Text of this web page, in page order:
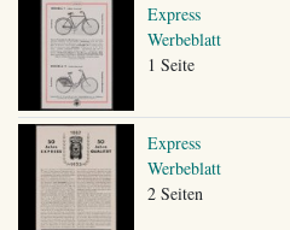
Express
Werbeblatt
1 Seite
Express
Werbeblatt
2 Seiten